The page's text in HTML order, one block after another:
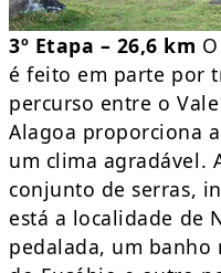
3º Etapa – 26,6 km
é feito em parte por
percurso entre o
Alagoa proporciona
um clima agradável.
conjunto de serras,
está a localidade de
pedalada, um banho